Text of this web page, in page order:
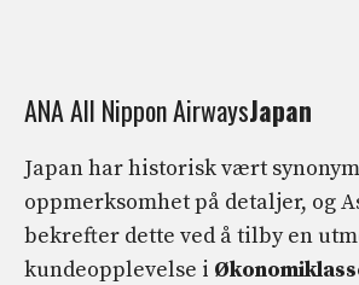
ANA All Nippon AirwaysJapan
Japan har historisk vært
oppmerksomhet på detaljer, og
bekrefter dette ved å tilby en
kundeopplevelse i